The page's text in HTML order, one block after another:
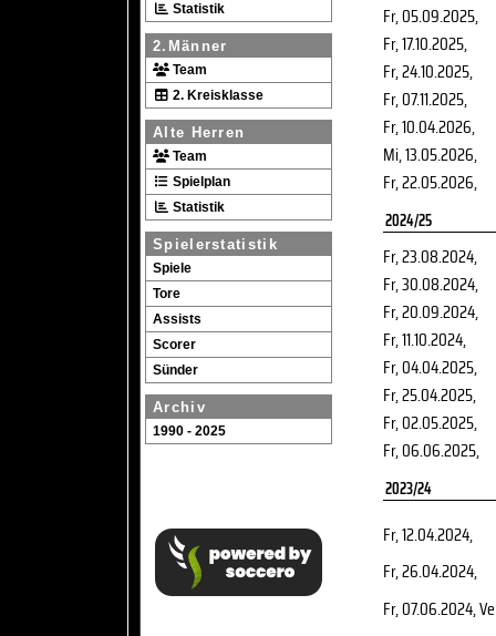
Statistik
2.Männer
Team
2. Kreisklasse
Alte Herren
Team
Spielplan
Statistik
Spielerstatistik
Spiele
Tore
Assists
Scorer
Sünder
Archiv
1990 - 2025
Fr, 05.09.2025,
Fr, 17.10.2025,
Fr, 24.10.2025,
Fr, 07.11.2025,
Fr, 10.04.2026,
Mi, 13.05.2026,
Fr, 22.05.2026,
2024/25
Fr, 23.08.2024,
Fr, 30.08.2024,
Fr, 20.09.2024,
Fr, 11.10.2024,
Fr, 04.04.2025,
Fr, 25.04.2025,
Fr, 02.05.2025,
Fr, 06.06.2025,
2023/24
Fr, 12.04.2024,
Fr, 26.04.2024,
Fr, 07.06.2024,